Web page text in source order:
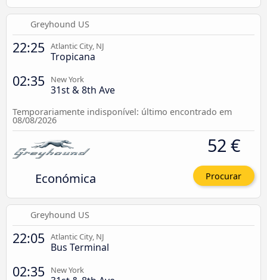
Greyhound US
22:25 Atlantic City, NJ
Tropicana
02:35 New York
31st & 8th Ave
Temporariamente indisponível: último encontrado em
08/08/2026
Económica
52 €
Procurar
Greyhound US
22:05 Atlantic City, NJ
Bus Terminal
02:35 New York